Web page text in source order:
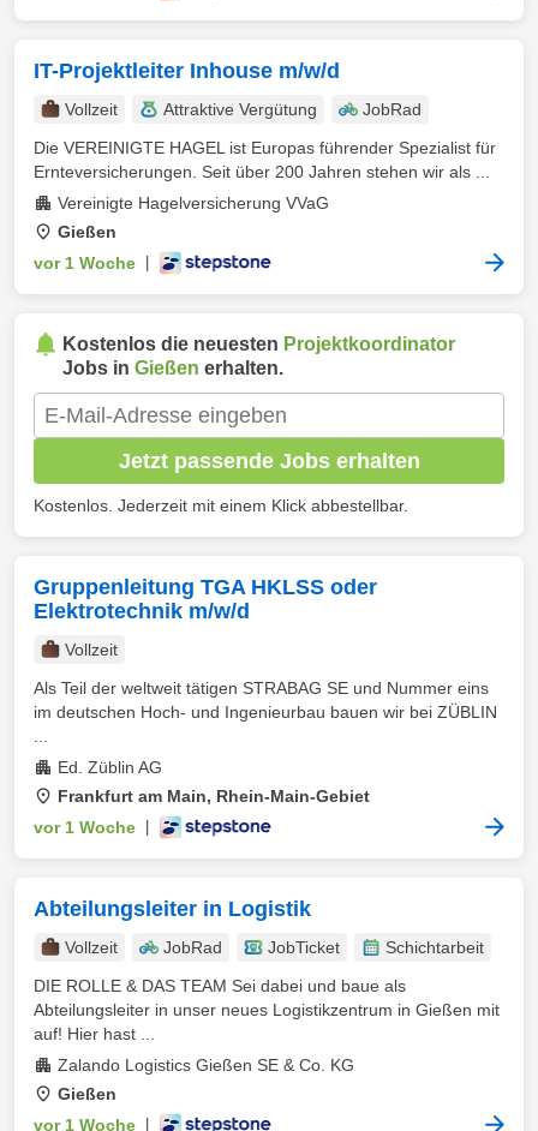
IT-Projektleiter Inhouse m/w/d
Vollzeit Attraktive Vergütung
JobRad
Die VEREINIGTE HAGEL ist Europas führender Spezialist für
Ernteversicherungen. Seit über 200 Jahren stehen wir als ...
Vereinigte Hagelversicherung VVaG
Gießen
vor 1 Woche
Kostenlos die neuesten Projektkoordinator
Jobs in Gießen erhalten.
Jetzt passende Jobs erhalten
Kostenlos. Jederzeit mit einem Klick abbestellbar.
Gruppenleitung TGA HKLSS oder
Elektrotechnik m/w/d
Vollzeit
Als Teil der weltweit tätigen STRABAG SE und Nummer eins
im deutschen Hoch- und Ingenieurbau bauen wir bei ZÜBLIN
Ed. Züblin AG
Frankfurt am Main, Rhein-Main-Gebiet
vor 1 Woche
Abteilungsleiter in Logistik
Vollzeit JobRad JobTicket
Schichtarbeit
DIE ROLLE & DAS TEAM Sei dabei und baue als
Abteilungsleiter in unser neues Logistikzentrum in Gießen mit
auf! Hier hast ...
Zalando Logistics Gießen SE & Co. KG
Gießen
vor 1 Woche